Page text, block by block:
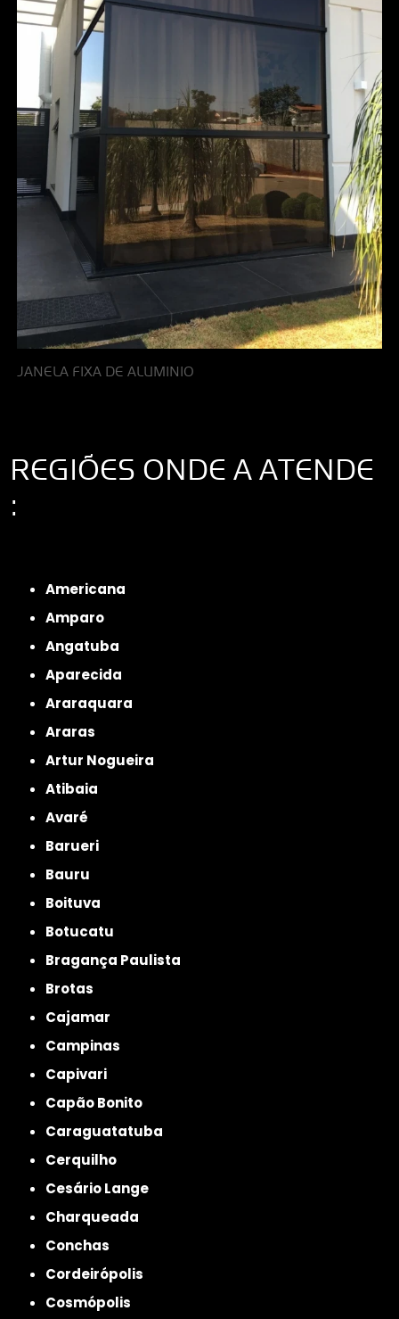
JANELA FIXA DE ALUMINIO
REGIÕES ONDE A ATENDE
:
Americana
Amparo
Angatuba
Aparecida
Araraquara
Araras
Artur Nogueira
Atibaia
Avaré
Barueri
Bauru
Boituva
Botucatu
Bragança Paulista
Brotas
Cajamar
Campinas
Capivari
Capão Bonito
Caraguatatuba
Cerquilho
Cesário Lange
Charqueada
Conchas
Cordeirópolis
Cosmópolis